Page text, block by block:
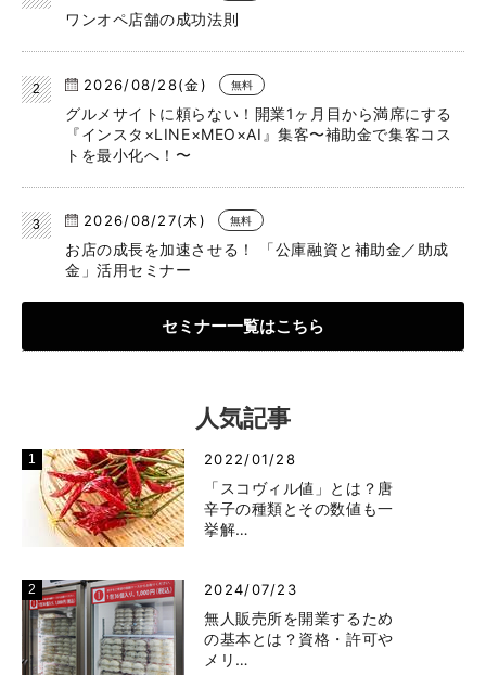
ワンオペ店舗の成功法則
2026/08/28(金) 無料
グルメサイトに頼らない！開業1ヶ月目から満席にする
『インスタ×LINE×MEO×AI』集客〜補助金で集客コス
トを最小化へ！〜
2026/08/27(木) 無料
お店の成長を加速させる！ 「公庫融資と補助金／助成
金」活用セミナー
セミナー一覧はこちら
人気記事
2022/01/28
「スコヴィル値」とは？唐
辛子の種類とその数値も一
挙解…
2024/07/23
無人販売所を開業するため
の基本とは？資格・許可や
メリ…